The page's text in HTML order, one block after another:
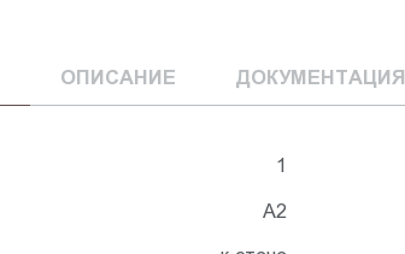
ОПИСАНИЕ ДОКУМЕНТАЦИЯ
1
A2